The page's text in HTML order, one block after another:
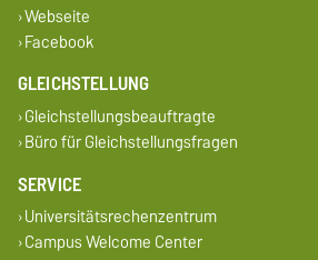
Webseite
Facebook
GLEICHSTELLUNG
Gleichstellungsbeauftragte
Büro für Gleichstellungsfragen
SERVICE
Universitätsrechenzentrum
Campus Welcome Center